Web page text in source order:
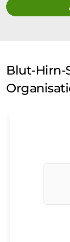
Blut-Hirn-